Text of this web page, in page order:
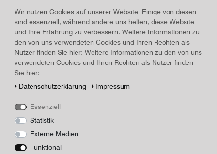
Technisches
Merkmal
Wert
Art.-ID 15714
Beschreibung
von Bruno Doehring, Band 4, Gedanken zur Gegenwart von Lic.
theol. Bruno Doehring, Hof- u. Dompred. in Berlin,
Verlagsbuchhandlung Fr. Zillessen, Berlin 1919, 248 Seiten, 20 x
14,5 cm, OBroschur, nachgedunkelt, s.g. Zustand
Fr. Zillessen, Berlin
22,00 EUR
Wir nutzen Cookies auf unserer Website. Einige von diesen
sind essenziell, während andere uns helfen, diese Website
und Ihre Erfahrung zu verbessern. Weitere Informationen zu
den von uns verwendeten Cookies und Ihren Rechten als
Nutzer finden Sie hier: Weitere Informationen zu den von uns
verwendeten Cookies und Ihren Rechten als Nutzer finden
Sie hier:
Daten­schutz­erklärung
Impressum
Essenziell
Statistik
Externe Medien
Funktional